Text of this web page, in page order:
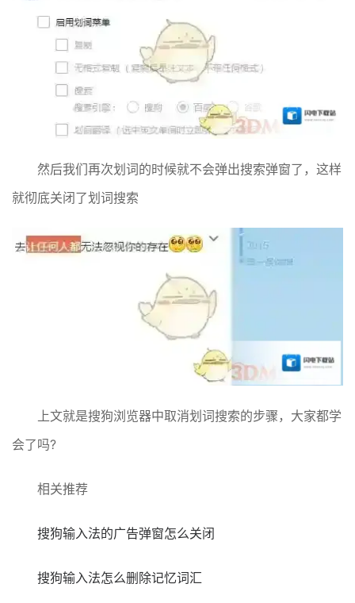
然后我们再次划词的时候就不会弹出搜索弹窗了，这样
就彻底关闭了划词搜索
上文就是搜狗浏览器中取消划词搜索的步骤，大家都学
会了吗?
相关推荐
搜狗输入法的广告弹窗怎么关闭
搜狗输入法怎么删除记忆词汇